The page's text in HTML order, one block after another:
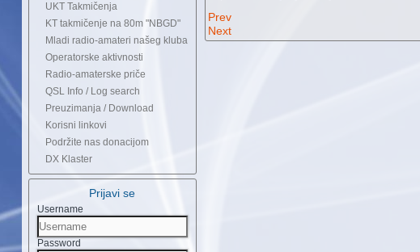
UKT Takmičenja
KT takmičenje na 80m "NBGD"
Mladi radio-amateri našeg kluba
Operatorske aktivnosti
Radio-amaterske priče
QSL Info / Log search
Preuzimanja / Download
Korisni linkovi
Podržite nas donacijom
DX Klaster
Prijavi se
Username
Password
Prev
Next